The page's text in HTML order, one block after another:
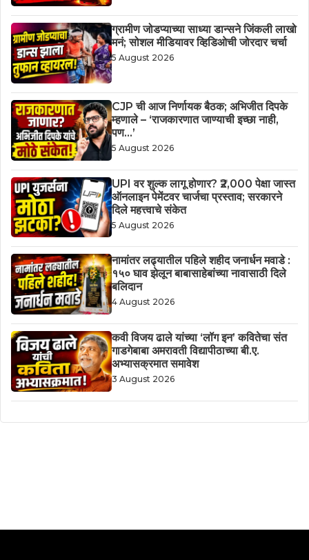
ग्रामीण जोडप्याच्या साध्या डान्सने जिंकली लाखो
मनं; सोशल मीडियावर व्हिडिओची जोरदार चर्चा
5 August 2026
CJP ची आज निर्णायक बैठक; अभिजीत दिपके
म्हणाले – ‘राजकारणात जाण्याची इच्छा नाही,
पण…’
5 August 2026
UPI वर शुल्क लागू होणार? ₹2,000 पेक्षा जास्त
ऑनलाइन पेमेंटवर चार्जचा प्रस्ताव; सरकारने
दिले महत्त्वाचे संकेत
5 August 2026
नामांतर लढ्यातील पहिले शहीद जनार्धन मवाडे :
१५० घाव झेलून बाबासाहेबांच्या नावासाठी दिले
बलिदान
4 August 2026
कवी विजय ढाले यांच्या ‘लॉग इन’ कवितेचा संत
गाडगेबाबा अमरावती विद्यापीठाच्या बी.ए.
अभ्यासक्रमात समावेश
3 August 2026